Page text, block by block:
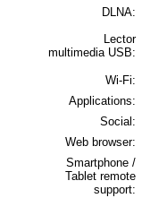
DLNA:
Lector
multimedia USB:
Wi-Fi:
Applications:
Social:
Web browser:
Smartphone /
Tablet remote
support: